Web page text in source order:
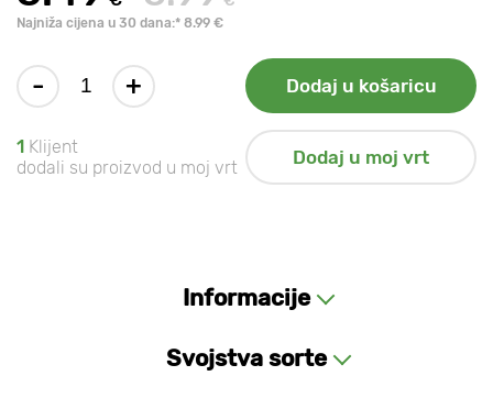
Najniža cijena u 30 dana:* 8.99 €
- + Dodaj u košaricu
1 Klijent
dodali su proizvod u moj vrt
Dodaj u moj vrt
Informacije
Svojstva sorte